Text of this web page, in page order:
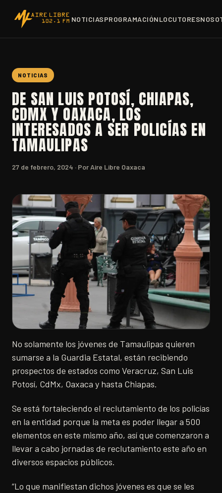
NOTICIASPROGRAMACIÓNLOCUTORES
NOTICIAS
DE SAN LUIS POTOSÍ, CHIAPAS,
CDMX Y OAXACA, LOS
INTERESADOS A SER POLICÍAS EN
TAMAULIPAS
27 de febrero, 2024 · Por Aire Libre Oaxaca
No solamente los jóvenes de Tamaulipas quieren
sumarse a la Guardia Estatal, están recibiendo
prospectos de estados como Veracruz, San Luis
Potosí, CdMx, Oaxaca y hasta Chiapas.
Se está fortaleciendo el reclutamiento de los policías
en la entidad porque la meta es poder llegar a 500
elementos en este mismo año, así que comenzaron a
llevar a cabo jornadas de reclutamiento este año en
diversos espacios públicos.
“Lo que manifiestan dichos jóvenes es que se les